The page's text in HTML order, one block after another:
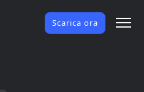
Scarica ora